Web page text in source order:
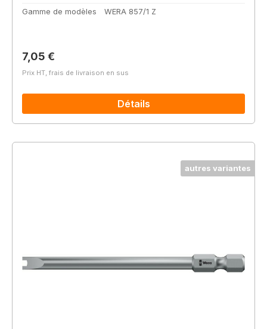
Gamme de modèles
WERA 857/1 Z
Prix régulier :
7,05 €
Prix HT, frais de livraison en sus
Détails
autres variantes